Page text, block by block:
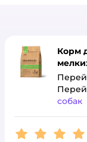
Корм
собак
Рейтинг:5